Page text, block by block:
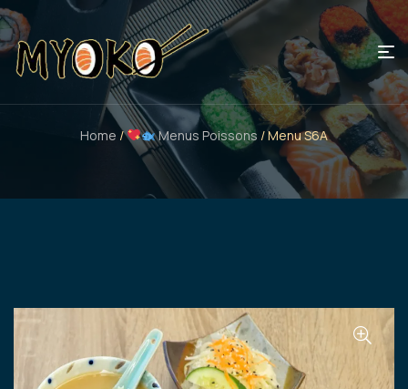
Home / Menus Poissons / Menu S6A